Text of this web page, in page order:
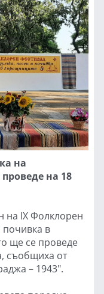
на
на 18
на IX Фолклорен
почивка в
ще се проведе
съобщиха от
– 1943".